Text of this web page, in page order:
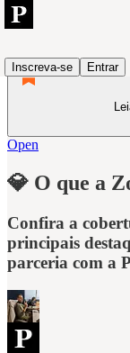
Inscreva-se
Entrar
Open
💎 O que a
Confira a
principais
parceria com a